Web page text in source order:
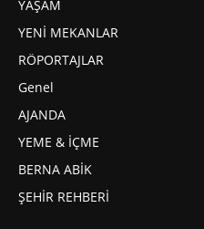
YAŞAM
YENİ MEKANLAR
RÖPORTAJLAR
Genel
AJANDA
YEME & İÇME
BERNA ABİK
ŞEHİR REHBERİ